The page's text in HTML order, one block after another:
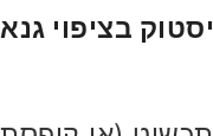
בציפוי